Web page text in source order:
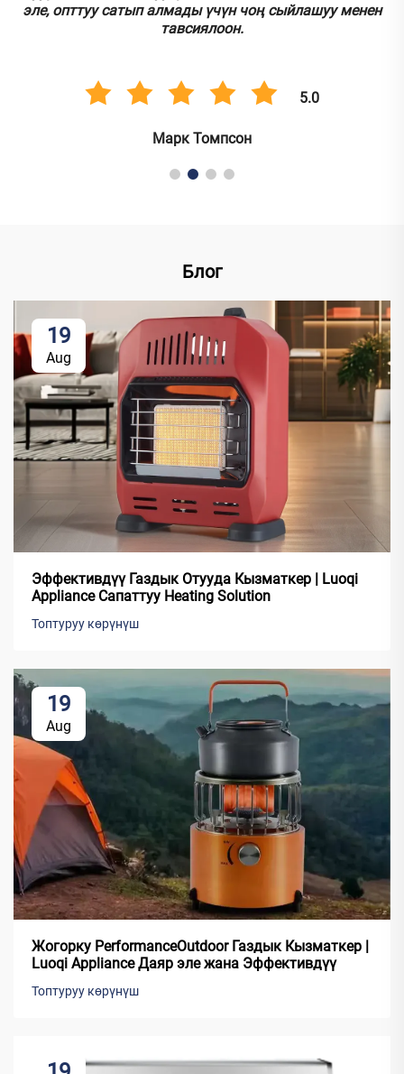
эле, опттуу сатып алмады үчүн чоң сыйлашуу менен
тавсиялоон.
5.0
Марк Томпсон
Блог
19
Aug
Эффективдүү Газдык Отууда Кызматкер | Luoqi
Appliance Сапаттуу Heating Solution
Топтуруу көрүнүш
19
Aug
Жогорку PerformanceOutdoor Газдык Кызматкер |
Luoqi Appliance Даяр эле жана Эффективдүү
Топтуруу көрүнүш